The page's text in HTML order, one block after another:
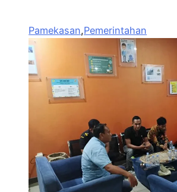
Pamekasan,Pemerintahan